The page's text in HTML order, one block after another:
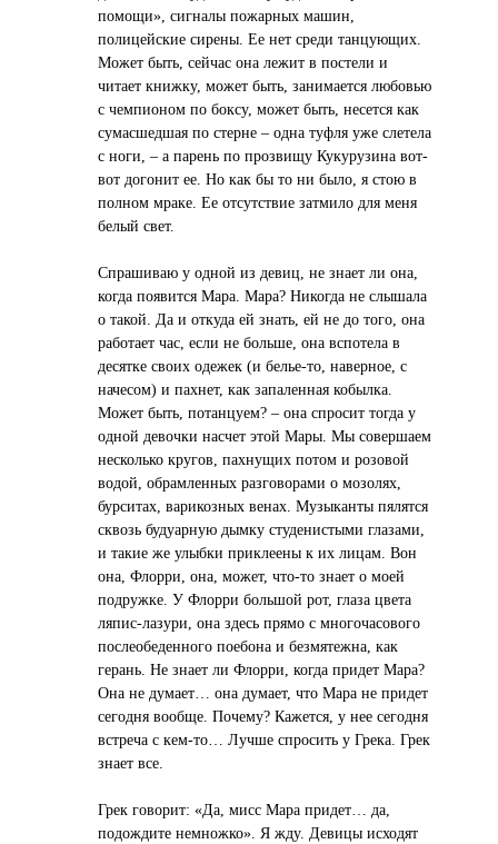
помощи», сигналы пожарных машин,
полицейские сирены. Ее нет среди танцующих.
Может быть, сейчас она лежит в постели и
читает книжку, может быть, занимается любовью
с чемпионом по боксу, может быть, несется как
сумасшедшая по стерне – одна туфля уже слетела
с ноги, – а парень по прозвищу Кукурузина вот-
вот догонит ее. Но как бы то ни было, я стою в
полном мраке. Ее отсутствие затмило для меня
белый свет.
Спрашиваю у одной из девиц, не знает ли она,
когда появится Мара. Мара? Никогда не слышала
о такой. Да и откуда ей знать, ей не до того, она
работает час, если не больше, она вспотела в
десятке своих одежек (и белье-то, наверное, с
начесом) и пахнет, как запаленная кобылка.
Может быть, потанцуем? – она спросит тогда у
одной девочки насчет этой Мары. Мы совершаем
несколько кругов, пахнущих потом и розовой
водой, обрамленных разговорами о мозолях,
бурситах, варикозных венах. Музыканты пялятся
сквозь будуарную дымку студенистыми глазами,
и такие же улыбки приклеены к их лицам. Вон
она, Флорри, она, может, что-то знает о моей
подружке. У Флорри большой рот, глаза цвета
ляпис-лазури, она здесь прямо с многочасового
послеобеденного поебона и безмятежна, как
герань. Не знает ли Флорри, когда придет Мара?
Она не думает… она думает, что Мара не придет
сегодня вообще. Почему? Кажется, у нее сегодня
встреча с кем-то… Лучше спросить у Грека. Грек
знает все.
Грек говорит: «Да, мисс Мара придет… да,
подождите немножко». Я жду. Девицы исходят